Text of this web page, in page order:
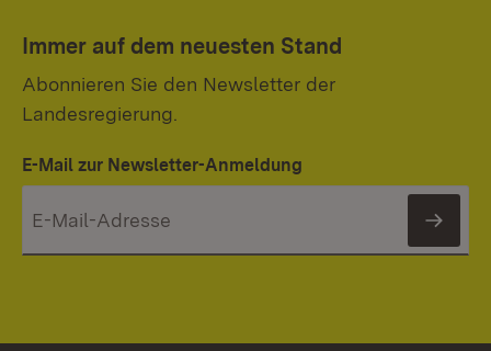
Immer auf dem neuesten Stand
Abonnieren Sie den Newsletter der
Landesregierung.
E-Mail zur Newsletter-Anmeldung